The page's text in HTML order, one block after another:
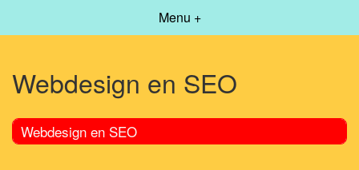
Menu +
Webdesign en SEO
Webdesign en SEO